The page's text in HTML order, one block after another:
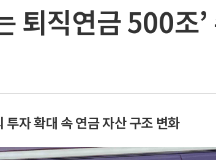
퇴직연금 500조
자 확대 속 연금 자산 구조 변화